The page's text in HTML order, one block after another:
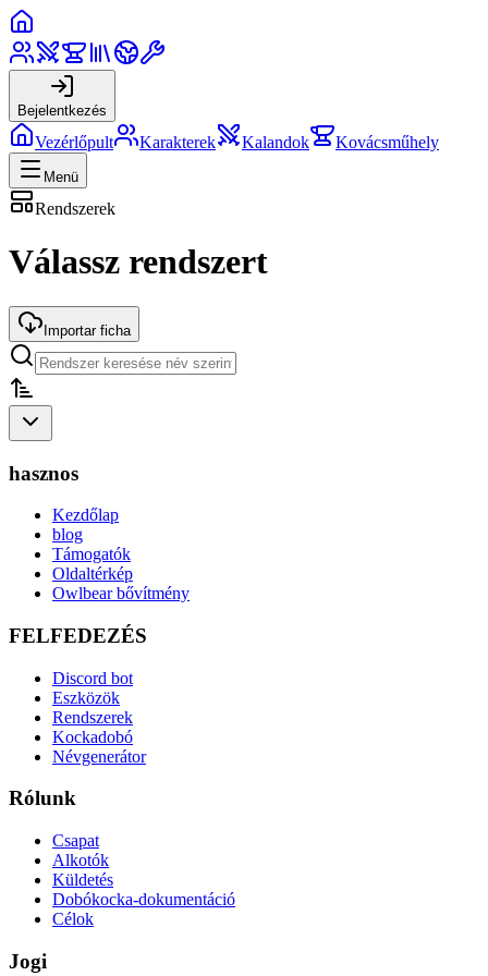
Bejelentkezés
Vezérlőpult Karakterek Kalandok Kovácsműhely
Menü
Rendszerek
Válassz rendszert
Importar ficha
hasznos
Kezdőlap
blog
Támogatók
Oldaltérkép
Owlbear bővítmény
FELFEDEZÉS
Discord bot
Eszközök
Rendszerek
Kockadobó
Névgenerátor
Rólunk
Csapat
Alkotók
Küldetés
Dobókocka-dokumentáció
Célok
Jogi